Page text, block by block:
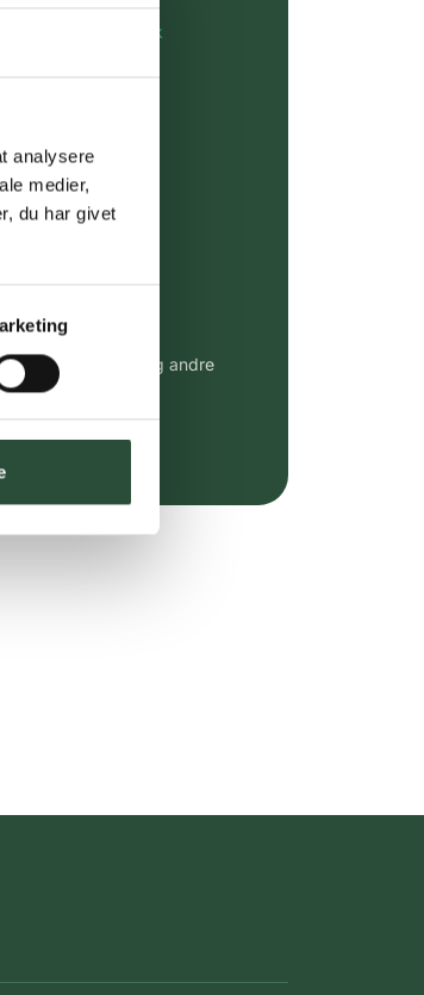
analysere
medier,
du har givet
produkter
vitaminer og andre
pris.